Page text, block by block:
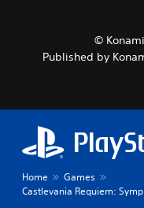
©
Published by
Home
Games
Castlevania Requiem: